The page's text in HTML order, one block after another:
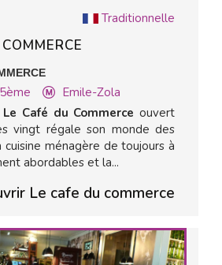
Traditionnelle
Emile-Zola
Café du Commerceouvert
vingt régale son monde des
cuisine ménagère de toujours à
abordables et la...
Le cafe du commerce